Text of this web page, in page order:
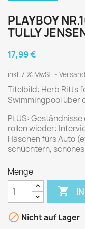
PLAYBOY
TULLY
17,99 €
inkl. 7 % MwSt.
Titelbild: Herb Ritts
Swimmingpool über
PLUS:
rollen wieder:
Häschen fürs Auto
schüchtern,
Menge

 Nicht auf Lager